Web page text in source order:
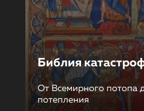
Библия
От Всемирного потопа
потепления